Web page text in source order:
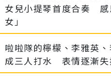
女兒小提琴首度合奏 感
女」
啦啦隊的檸檬、李雅英
成三人打水 表情逐漸失